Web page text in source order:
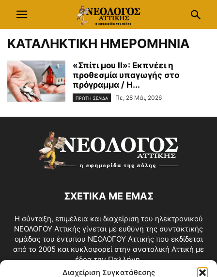
Διαχείριση Συγκατάθεσης
ΚΑΤΑΛΗΚΤΙΚΗ ΗΜΕΡΟΜΗΝΙΑ
«Σπίτι μου ΙΙ»: Εκπνέει η
προθεσμία υπαγωγής στο
πρόγραμμα / Η...
ΠΡΩΤΗ ΣΕΛΙΔΑ Πε, 28 Μάι, 2026
ΣΧΕΤΙΚΑ ΜΕ ΕΜΑΣ
Η σύνταξη, επιμέλεια και διαχείριση του ηλεκτρονικού
ΝΕΟΛΟΓΟΥ Αττικής γίνεται με ευθύνη της συντακτικής
ομάδας του έντυπου ΝΕΟΛΟΓΟΥ Αττικής που εκδίδεται
από το 2005 και κυκλοφορεί στην ανατολική Αττική με
έδρα την Παλλήνη.